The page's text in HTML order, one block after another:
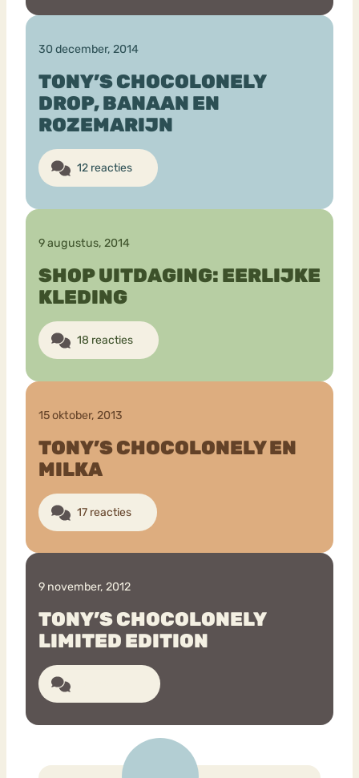
30 december, 2014
TONY’S CHOCOLONELY
DROP, BANAAN EN
ROZEMARIJN
12 reacties
9 augustus, 2014
SHOP UITDAGING: EERLIJKE
KLEDING
18 reacties
15 oktober, 2013
TONY’S CHOCOLONELY EN
MILKA
17 reacties
9 november, 2012
TONY’S CHOCOLONELY
LIMITED EDITION